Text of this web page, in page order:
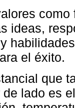
ideas,
el éxito.
que
lado es